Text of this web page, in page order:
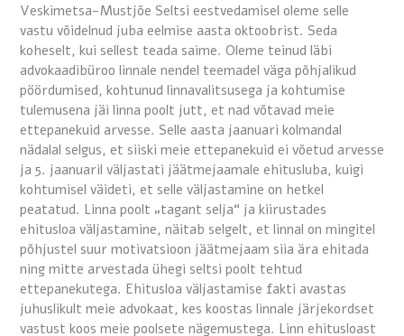
Veskimetsa-Mustjõe Seltsi eestvedamisel oleme selle
vastu võidelnud juba eelmise aasta oktoobrist. Seda
koheselt, kui sellest teada saime. Oleme teinud läbi
advokaadibüroo linnale nendel teemadel väga põhjalikud
pöördumised, kohtunud linnavalitsusega ja kohtumise
tulemusena jäi linna poolt jutt, et nad võtavad meie
ettepanekuid arvesse. Selle aasta jaanuari kolmandal
nädalal selgus, et siiski meie ettepanekuid ei võetud arvesse
ja 5. jaanuaril väljastati jäätmejaamale ehitusluba, kuigi
kohtumisel väideti, et selle väljastamine on hetkel
peatatud. Linna poolt „tagant selja“ ja kiirustades
ehitusloa väljastamine, näitab selgelt, et linnal on mingitel
põhjustel suur motivatsioon jäätmejaam siia ära ehitada
ning mitte arvestada ühegi seltsi poolt tehtud
ettepanekutega. Ehitusloa väljastamise fakti avastas
juhuslikult meie advokaat, kes koostas linnale järjekordset
vastust koos meie poolsete nägemustega. Linn ehitusloast